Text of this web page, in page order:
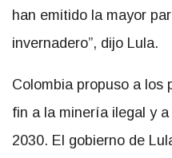
han emitido la mayor
invernadero”, dijo Lula.
Colombia propuso a los
fin a la minería ilegal y
2030. El gobierno de